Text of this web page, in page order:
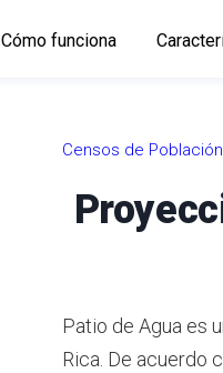
Cómo funciona
Censos de Población
Patio de Agua es
Rica. De acuerdo